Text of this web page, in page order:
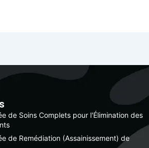
de Soins Complets pour l'Élimination des
de Remédiation (Assainissement) de